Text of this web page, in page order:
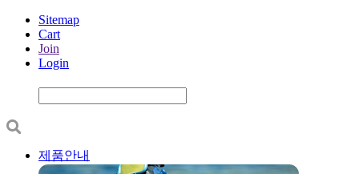
Sitemap
Cart
Join
Login
제품안내